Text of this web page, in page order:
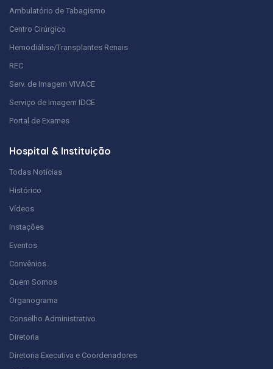
Ambulatório de Tabagismo
Centro Cirúrgico
Hemodiálise/Transplantes Renais
REC
Serv. de Imagem VIVACE
Serviço de Imagem IDCE
Portal de Exames
Hospital & Instituição
Todas Notícias
Histórico
Vídeos
Instações
Eventos
Convênios
Quem Somos
Organograma
Conselho Administrativo
Diretoria
Diretoria Executiva e Coordenadores